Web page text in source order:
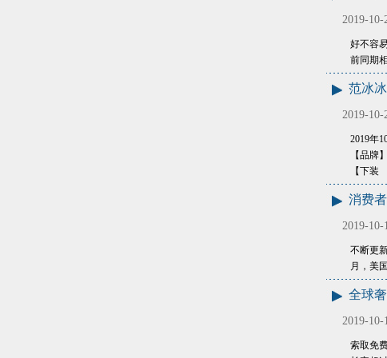
2019-10-
好不容
前同期
范冰
2019-10-
2019年
【品牌
【下装
消费
2019-10-
不断更
月，美
全球
2019-10-
索取免